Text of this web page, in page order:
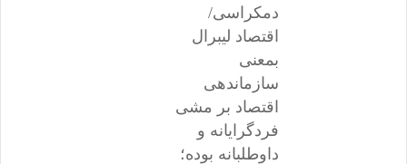
دمکراسی/
اقتصاد لیبرال
بمعنی
سازماندهی
اقتصاد بر مشی
فردگرایانه و
داوطلبانه بوده؛